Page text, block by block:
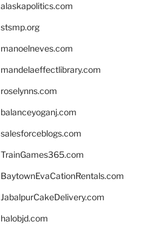
alaskapolitics.com
stsmp.org
manoelneves.com
mandelaeffectlibrary.com
roselynns.com
balanceyoganj.com
salesforceblogs.com
TrainGames365.com
BaytownEvaCationRentals.com
JabalpurCakeDelivery.com
halobjd.com